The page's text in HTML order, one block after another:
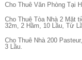
Cho Thuê Văn Phòng Tại
Cho Thuê Tòa Nhà 2 Mặt
32m, 2 Hầm, 10 Lầu, Từ
Cho Thuê Nhà 200
3 Lầu.